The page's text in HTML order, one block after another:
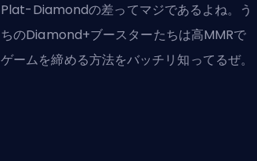
Plat-Diamondの差ってマジであるよね。う
ちのDiamond+ブースターたちは高MMRで
ゲームを締める方法をバッチリ知ってるぜ。